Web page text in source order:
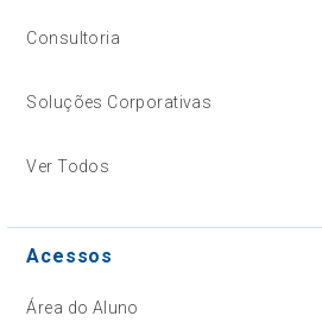
Consultoria
Soluções Corporativas
Ver Todos
Acessos
Área do Aluno